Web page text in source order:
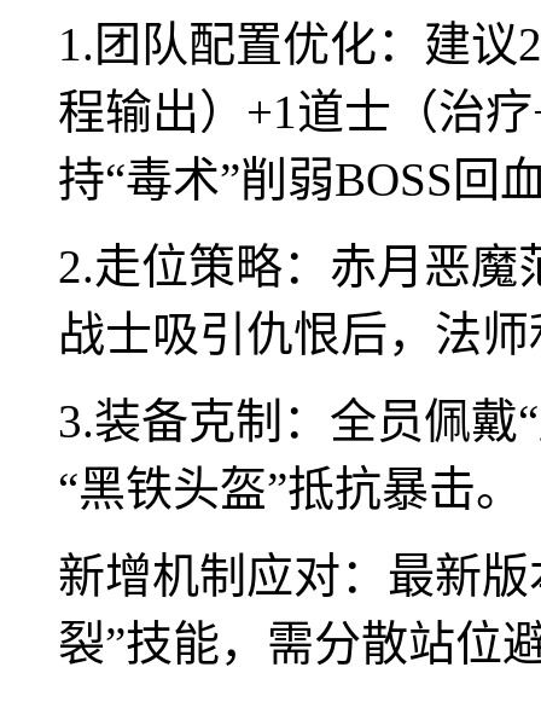
1.团队配置优化：建议
程输出）+1道士（治
持“毒术”削弱BOSS回
2.走位策略：赤月恶
战士吸引仇恨后，法
3.装备克制：全员佩戴
“黑铁头盔”抵抗暴击。
新增机制应对：最新
裂”技能，需分散站位